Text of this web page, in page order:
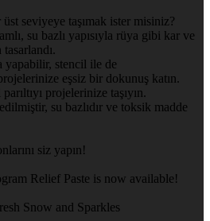
seviyeye taşımak ister misiniz?
su bazlı yapısıyla rüya gibi kar ve
yapabilir, stencil ile de
eşsiz bir dokunuş katın.
projelerinize taşıyın.
su bazlıdır ve toksik madde
siz yapın!
Relief Paste is now available!
Snow and Sparkles